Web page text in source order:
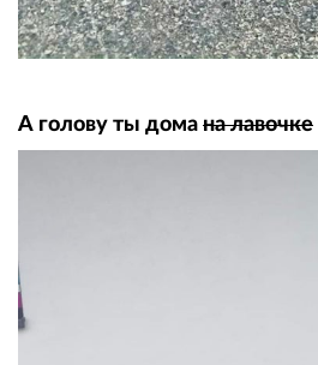
А голову ты дома на лавочке